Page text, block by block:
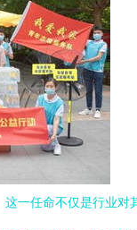
一任命不仅是行业